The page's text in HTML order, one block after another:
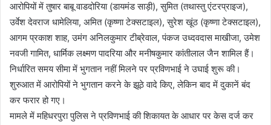
आरोपियों में तुषार बाबू वाडदोरिया (डायमंड साड़ी), सुमित (तथास्तु एंटरप्राइज),
उर्वेश देवराज धामेलिया, अमित (कृष्णा टेक्सटाइल), सुरेश खूंठ (कृष्णा टेक्सटाइल),
आगम प्रकाश शाह, उमंग अनिलकुमार टीब्रेवाल, पंकज उध्दवदास माखीजा, उमेश
नवजी गामित, धार्मिक लक्ष्मण पादरिया और मनीषकुमार कांतीलाल जैन शामिल हैं।
निर्धारित समय सीमा में भुगतान नहीं मिलने पर प्रविणभाई ने उघाई शुरू की।
शुरुआत में आरोपियों ने भुगतान करने के झूठे वादे किए, लेकिन बाद में दुकानें बंद
कर फरार हो गए।
मामले में महिधरपुरा पुलिस ने प्रविणभाई की शिकायत के आधार पर केस दर्ज कर